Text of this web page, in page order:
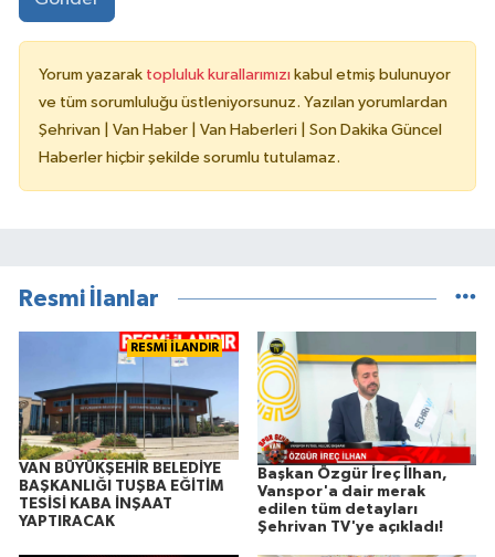
Yorum yazarak topluluk kurallarımızı kabul etmiş bulunuyor
ve tüm sorumluluğu üstleniyorsunuz. Yazılan yorumlardan
Şehrivan | Van Haber | Van Haberleri | Son Dakika Güncel
Haberler hiçbir şekilde sorumlu tutulamaz.
Resmi İlanlar
RESMİ İLANDIR
VAN BÜYÜKŞEHİR BELEDİYE
BAŞKANLIĞI TUŞBA EĞİTİM
TESİSİ KABA İNŞAAT
YAPTIRACAK
Başkan Özgür İreç İlhan,
Vanspor'a dair merak
edilen tüm detayları
Şehrivan TV'ye açıkladı!